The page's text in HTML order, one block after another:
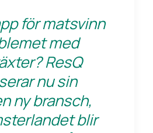
för matsvinn
med
ResQ
nu sin
ny bransch,
blir